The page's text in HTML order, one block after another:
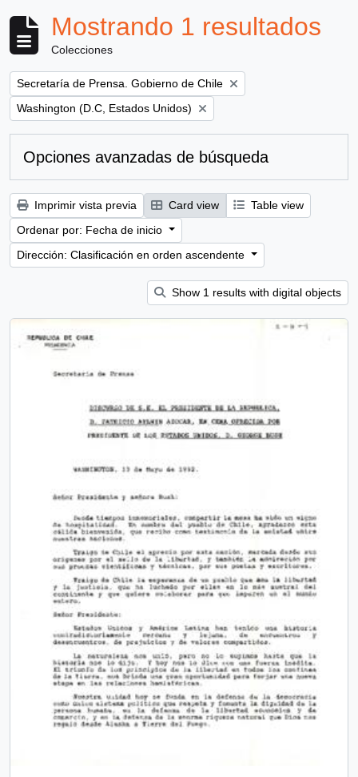
Mostrando 1 resultados
Colecciones
Remove filter:
Secretaría de Prensa. Gobierno de Chile
Remove filter:
Washington (D.C, Estados Unidos)
Opciones avanzadas de búsqueda
Imprimir vista previa Card view
Table view
Ordenar por: Fecha de inicio
Dirección: Clasificación en orden ascendente
Show 1 results with digital objects